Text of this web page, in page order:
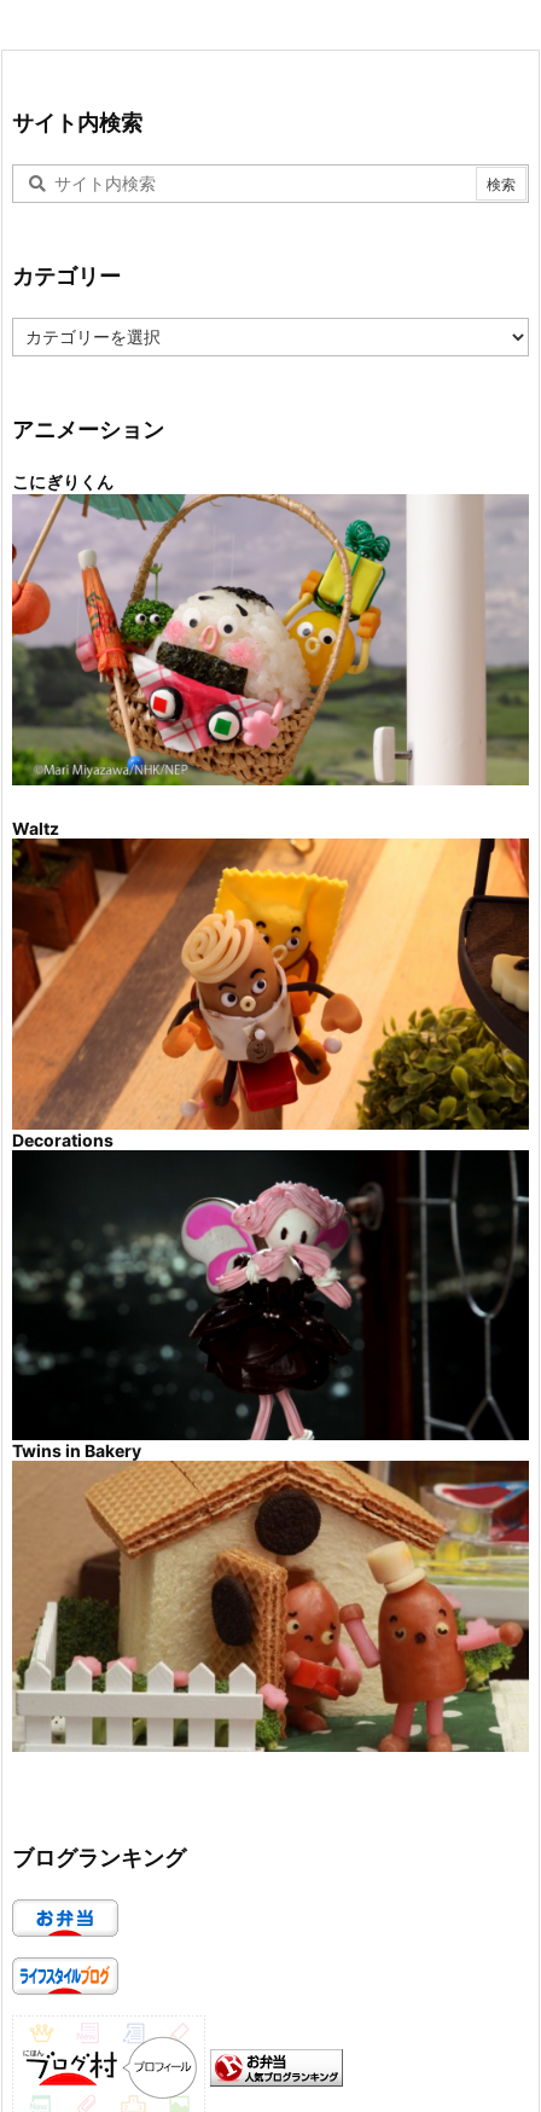
サイト内検索
カテゴリー
テ
ー
アニメーション
こにぎりくん
Waltz
Decorations
Twins in Bakery
ブログランキング